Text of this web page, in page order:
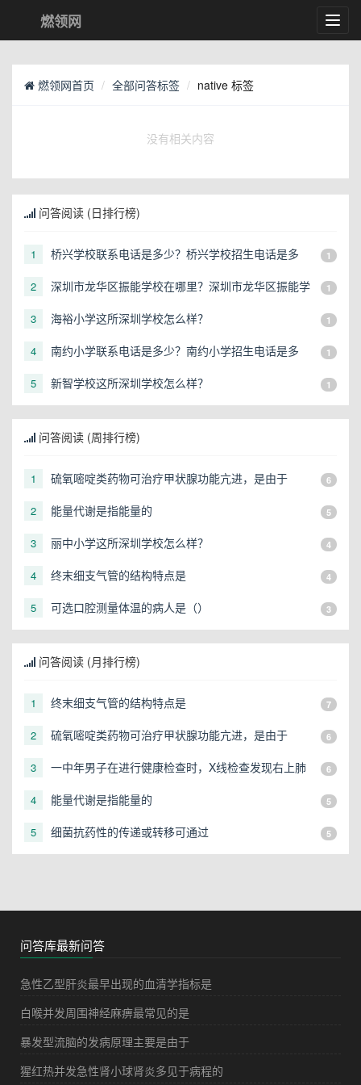
燃领网
燃领网首页 全部问答标签 native 标签
没有相关内容
问答阅读 (日排行榜)
1
桥兴学校联系电话是多少？桥兴学校招生电话是多
1
2
深圳市龙华区振能学校在哪里？深圳市龙华区振能学
1
3 海裕小学这所深圳学校怎么样？ 1
4
南约小学联系电话是多少？南约小学招生电话是多
1
5 新智学校这所深圳学校怎么样？ 1
问答阅读 (周排行榜)
1 硫氧嘧啶类药物可治疗甲状腺功能亢进，是由于 6
2 能量代谢是指能量的 5
3 丽中小学这所深圳学校怎么样？ 4
4 终末细支气管的结构特点是 4
5 可选口腔测量体温的病人是（） 3
问答阅读 (月排行榜)
1 终末细支气管的结构特点是 7
2 硫氧嘧啶类药物可治疗甲状腺功能亢进，是由于 6
3
一中年男子在进行健康检查时，X线检查发现右上肺
6
4 能量代谢是指能量的 5
5 细菌抗药性的传递或转移可通过 5
问答库最新问答
急性乙型肝炎最早出现的血清学指标是
白喉并发周围神经麻痹最常见的是
暴发型流脑的发病原理主要是由于
猩红热并发急性肾小球肾炎多见于病程的